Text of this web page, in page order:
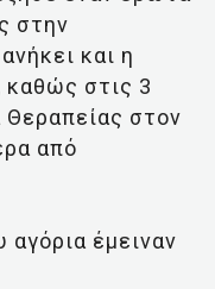
στην
και η
καθώς στις 3
στον
από
αγόρια έμειναν